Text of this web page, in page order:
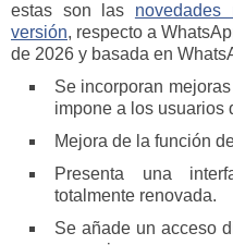
estas son las
versión, respecto a
de 2026 y basada en
Se incorporan
impone a los usuarios
Mejora de la función
Presenta una
totalmente renovada.
Se añade un acceso